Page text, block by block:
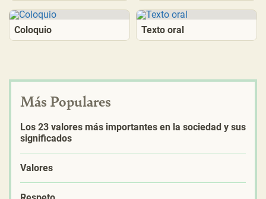
Coloquio Texto oral
Más Populares
Los 23 valores más importantes en la sociedad y sus
significados
Valores